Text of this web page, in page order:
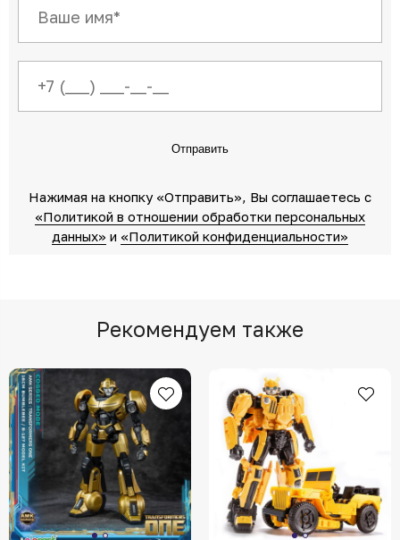
Отправить
Нажимая на кнопку «Отправить»‎, Вы соглашаетесь c
«Политикой в отношении обработки персональных
данных»‎ ‎ и «Политикой конфиденциальности»
Рекомендуем также